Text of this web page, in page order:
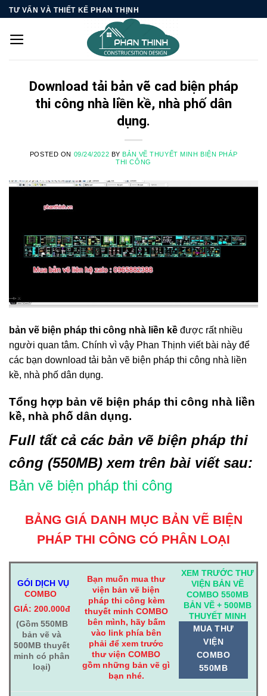
Skip
content
TƯ VẤN VÀ THIẾT KẾ PHAN THỊNH
Download tải bản vẽ cad biện pháp
thi công nhà liền kề, nhà phố dân
dụng.
POSTED ON 09/24/2022 BYBẢN VẼ THUYẾT MINH BIỆN PHÁP
THI CÔNG
bản vẽ biện pháp thi công nhà liền kề được rất nhiều
người quan tâm. Chính vì vậy Phan Thịnh viết bài này để
các bạn download tải bản vẽ biện pháp thi công nhà liền
kề, nhà phố dân dụng.
Tổng hợp bản vẽ biện pháp thi công nhà liền
kề, nhà phố dân dụng.
Full tất cả các bản vẽ biện pháp thi
công (550MB) xem trên bài viết sau:
Bản vẽ biện pháp thi công
BẢNG GIÁ DANH MỤC BẢN VẼ BIỆN
PHÁP THI CÔNG CÓ PHÂN LOẠI
GÓI DỊCH VỤ
COMBO
GIÁ: 200.000đ
(Gồm 550MB
bản vẽ và
500MB thuyết
minh có phân
loại)
Bạn muốn mua thư
viện bản vẽ biện
pháp thi công kèm
thuyết minh COMBO
bên mình, hãy bấm
vào link phía bên
phải để xem trước
thư viện COMBO
gồm những bản vẽ gì
bạn nhé.
XEM TRƯỚC THƯ
VIỆN BẢN VẼ
COMBO 550MB
BẢN VẼ + 500MB
THUYẾT MINH
MUA THƯ
VIỆN
COMBO
550MB